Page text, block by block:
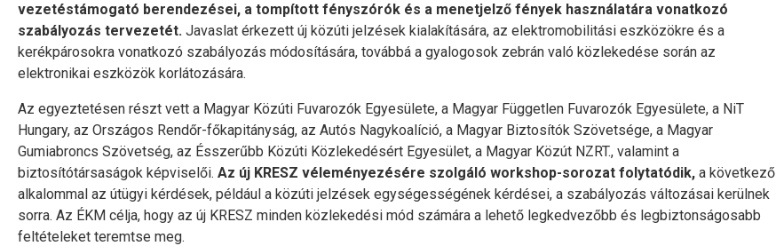
vezetéstámogató berendezései, a tompított fényszórók és a menetjelző fények használatára vonatkozó
szabályozás tervezetét. Javaslat érkezett új közúti jelzések kialakítására, az elektromobilitási eszközökre és a
kerékpárosokra vonatkozó szabályozás módosítására, továbbá a gyalogosok zebrán való közlekedése során az
elektronikai eszközök korlátozására.
Az egyeztetésen részt vett a Magyar Közúti Fuvarozók Egyesülete, a Magyar Független Fuvarozók Egyesülete, a NiT
Hungary, az Országos Rendőr-főkapitányság, az Autós Nagykoalíció, a Magyar Biztosítók Szövetsége, a Magyar
Gumiabroncs Szövetség, az Ésszerűbb Közúti Közlekedésért Egyesület, a Magyar Közút NZRT., valamint a
biztosítótársaságok képviselői. Az új KRESZ véleményezésére szolgáló workshop-sorozat folytatódik, a következő
alkalommal az útügyi kérdések, például a közúti jelzések egységességének kérdései, a szabályozás változásai kerülnek
sorra. Az ÉKM célja, hogy az új KRESZ minden közlekedési mód számára a lehető legkedvezőbb és legbiztonságosabb
feltételeket teremtse meg.